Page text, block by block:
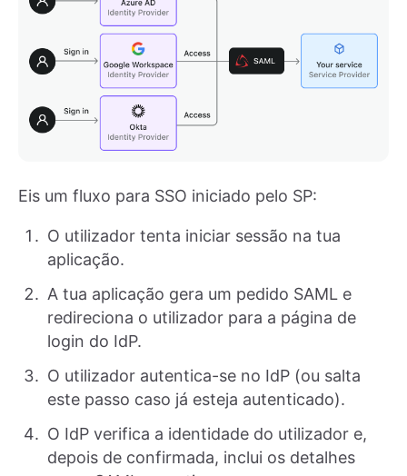
Eis um fluxo para SSO iniciado pelo SP:
O utilizador tenta iniciar sessão na tua
aplicação.
A tua aplicação gera um pedido SAML e
redireciona o utilizador para a página de
login do IdP.
O utilizador autentica-se no IdP (ou salta
este passo caso já esteja autenticado).
O IdP verifica a identidade do utilizador e,
depois de confirmada, inclui os detalhes